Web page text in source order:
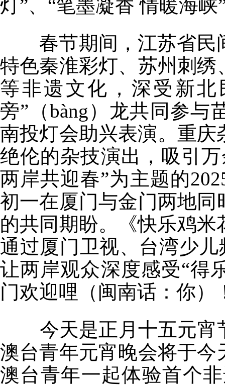
灯”、“笔墨凝香 情暖海
春节期间，江苏省民
特色秦淮彩灯、苏州刺
等非遗文化，深受新
旁”（bàng）龙共同参与
南投灯会助兴表演。重
绝伦的杂技演出，吸引
两岸共迎春”为主题的
初一在厦门与金门两地
的共同期盼。《快乐鸡
通过厦门卫视、台湾少
让两岸观众深度感受“得
门欢迎哩（闽南话：你）
今天是正月十五元宵节
澳台青年元宵晚会将于
澳台青年一起体验首个